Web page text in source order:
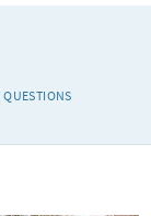
QUESTIONS